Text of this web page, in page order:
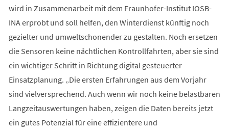
wird in Zusammenarbeit mit dem Fraunhofer-Institut IOSB-
INA erprobt und soll helfen, den Winterdienst künftig noch
gezielter und umweltschonender zu gestalten. Noch ersetzen
die Sensoren keine nächtlichen Kontrollfahrten, aber sie sind
ein wichtiger Schritt in Richtung digital gesteuerter
Einsatzplanung. „Die ersten Erfahrungen aus dem Vorjahr
sind vielversprechend. Auch wenn wir noch keine belastbaren
Langzeitauswertungen haben, zeigen die Daten bereits jetzt
ein gutes Potenzial für eine effizientere und